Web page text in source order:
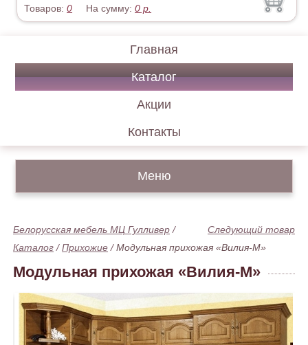
Товаров:0 На сумму:0 р.
Главная
Каталог
Акции
Контакты
Меню
Следующий товар
Белорусская мебель МЦ Гулливер /
Каталог /Прихожие /Модульная прихожая «Вилия-М»
Модульная прихожая «Вилия-М»